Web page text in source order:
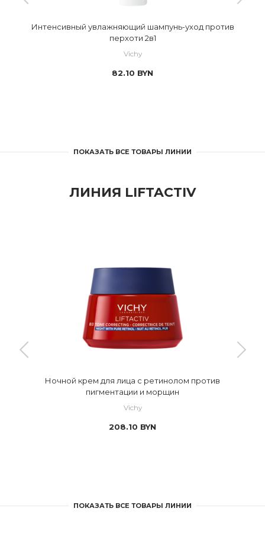
Интенсивный увлажняющий шампунь-уход против
перхоти 2в1
Vichy
82.10 BYN
ПОКАЗАТЬ ВСЕ ТОВАРЫ ЛИНИИ
ЛИНИЯ LIFTACTIV
Ночной крем для лица с ретинолом против
пигментации и морщин
Vichy
208.10 BYN
ПОКАЗАТЬ ВСЕ ТОВАРЫ ЛИНИИ